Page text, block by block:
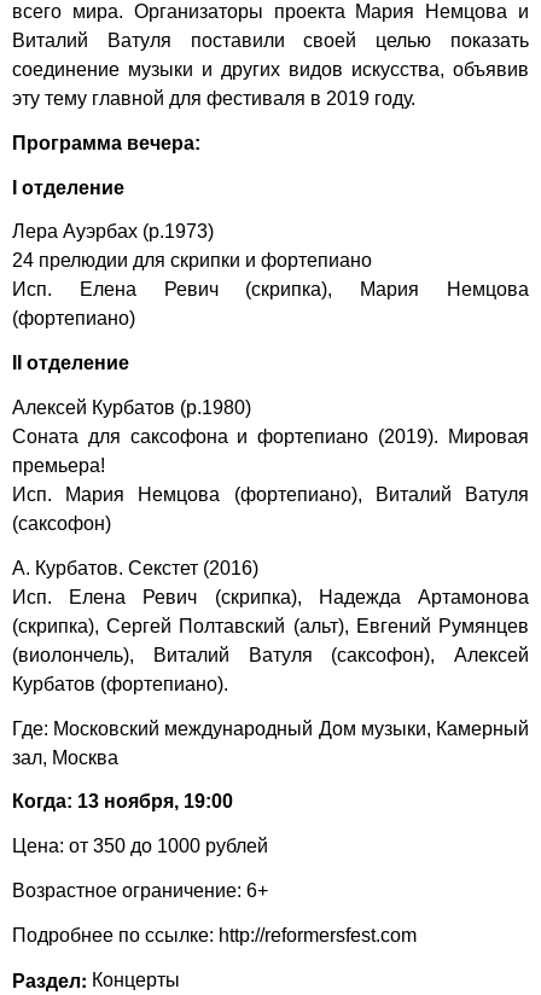
всего мира. Организаторы проекта Мария Немцова и
Виталий Ватуля поставили своей целью показать
соединение музыки и других видов искусства, объявив
эту тему главной для фестиваля в 2019 году.
Программа вечера:
I отделение
Лера Ауэрбах (р.1973)
24 прелюдии для скрипки и фортепиано
Исп. Елена Ревич (скрипка), Мария Немцова
(фортепиано)
II отделение
Алексей Курбатов (р.1980)
Соната для саксофона и фортепиано (2019). Мировая
премьера!
Исп. Мария Немцова (фортепиано), Виталий Ватуля
(саксофон)
А. Курбатов. Секстет (2016)
Исп. Елена Ревич (скрипка), Надежда Артамонова
(скрипка), Сергей Полтавский (альт), Евгений Румянцев
(виолончель), Виталий Ватуля (саксофон), Алексей
Курбатов (фортепиано).
Где: Московский международный Дом музыки, Камерный
зал, Москва
Когда: 13 ноября, 19:00
Цена: от 350 до 1000 рублей
Возрастное ограничение: 6+
Подробнее по ссылке: http://reformersfest.com
Раздел: Концерты